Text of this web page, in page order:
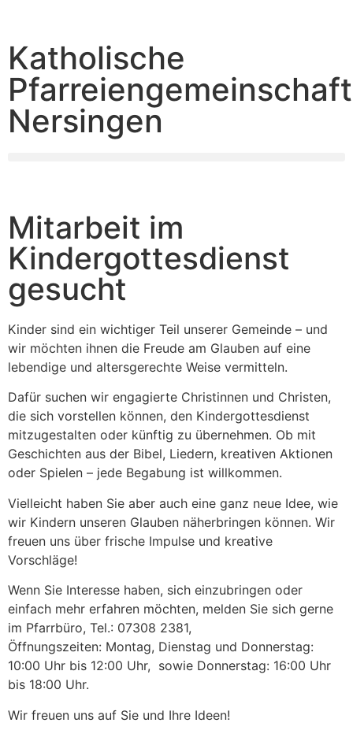
Katholische
Pfarreiengemeinschaft
Nersingen
Mitarbeit im
Kindergottesdienst
gesucht
Kinder sind ein wichtiger Teil unserer Gemeinde – und
wir möchten ihnen die Freude am Glauben auf eine
lebendige und altersgerechte Weise vermitteln.
Dafür suchen wir engagierte Christinnen und Christen,
die sich vorstellen können, den Kindergottesdienst
mitzugestalten oder künftig zu übernehmen. Ob mit
Geschichten aus der Bibel, Liedern, kreativen Aktionen
oder Spielen – jede Begabung ist willkommen.
Vielleicht haben Sie aber auch eine ganz neue Idee, wie
wir Kindern unseren Glauben näherbringen können. Wir
freuen uns über frische Impulse und kreative
Vorschläge!
Wenn Sie Interesse haben, sich einzubringen oder
einfach mehr erfahren möchten, melden Sie sich gerne
im Pfarrbüro, Tel.: 07308 2381,
Öffnungszeiten: Montag, Dienstag und Donnerstag:
10:00 Uhr bis 12:00 Uhr, sowie Donnerstag: 16:00 Uhr
bis 18:00 Uhr.
Wir freuen uns auf Sie und Ihre Ideen!